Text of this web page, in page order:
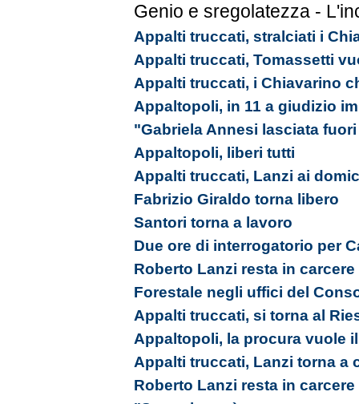
Genio e sregolatezza -
Appalti truccati, stralciati i
Appalti truccati, Tomassetti
Appalti truccati, i Chiavarino
Appaltopoli, in 11 a giudizio
"Gabriela Annesi lasciata
Appaltopoli, liberi tutti
Appalti truccati, Lanzi ai
Fabrizio Giraldo torna libero
Santori torna a lavoro
Due ore di interrogatorio per
Roberto Lanzi resta in carcere
Forestale negli uffici del
Appalti truccati, si torna al
Appaltopoli, la procura vuole
Appalti truccati, Lanzi torna a
Roberto Lanzi resta in carcere